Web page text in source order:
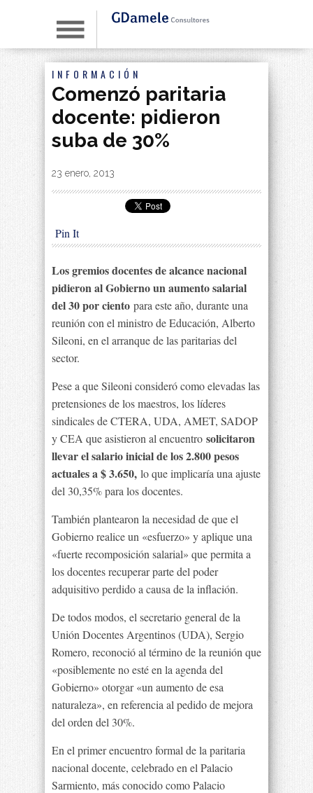
INFORMACIÓN
Comenzó paritaria
docente: pidieron
suba de 30%
By|
23 enero, 2013
Pin It
Los gremios docentes de alcance nacional
pidieron al Gobierno un aumento salarial
del 30 por ciento para este año, durante una
reunión con el ministro de Educación, Alberto
Sileoni, en el arranque de las paritarias del
sector.
Pese a que Sileoni consideró como elevadas las
pretensiones de los maestros, los líderes
sindicales de CTERA, UDA, AMET, SADOP
y CEA que asistieron al encuentro solicitaron
llevar el salario inicial de los 2.800 pesos
actuales a $ 3.650, lo que implicaría una ajuste
del 30,35% para los docentes.
También plantearon la necesidad de que el
Gobierno realice un «esfuerzo» y aplique una
«fuerte recomposición salarial» que permita a
los docentes recuperar parte del poder
adquisitivo perdido a causa de la inflación.
De todos modos, el secretario general de la
Unión Docentes Argentinos (UDA), Sergio
Romero, reconoció al término de la reunión que
«posiblemente no esté en la agenda del
Gobierno» otorgar «un aumento de esa
naturaleza», en referencia al pedido de mejora
del orden del 30%.
En el primer encuentro formal de la paritaria
nacional docente, celebrado en el Palacio
Sarmiento, más conocido como Palacio